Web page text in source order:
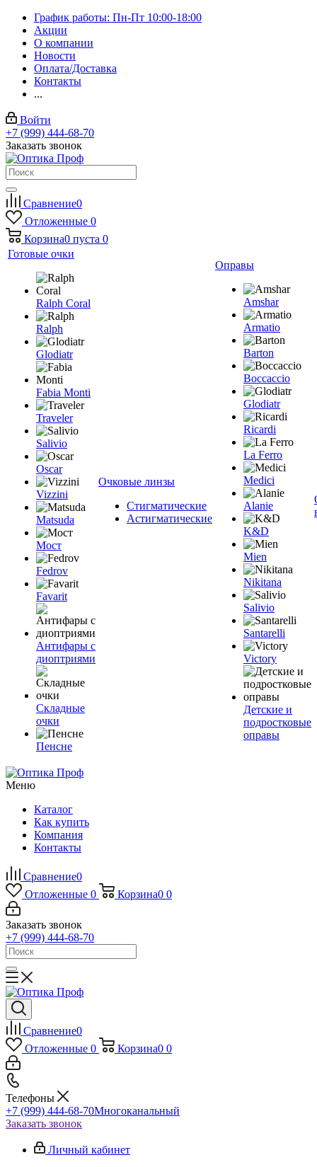
График работы: Пн-Пт 10:00-18:00
Акции
О компании
Новости
Оплата/Доставка
Контакты
...
Войти
+7 (999) 444-68-70
Заказать звонок
Сравнение0
Отложенные 0
Корзина0 пуста 0
Готовые очки
Ralph Coral
Ralph
Glodiatr
Fabia Monti
Traveler
Salivio
Oscar
Vizzini
Matsuda
Мост
Fedrov
Favarit
Антифары с
диоптриями
Складные
очки
Пенсне
Очковые линзы
Стигматические
Астигматические
Оправы
Amshar
Armatio
Barton
Boccaccio
Glodiatr
Ricardi
La Ferro
Medici
Alanie
K&D
Mien
Nikitana
Salivio
Santarelli
Victory
Детские и
подростковые
оправы
Меню
Каталог
Как купить
Компания
Контакты
Сравнение0
Отложенные 0 Корзина0 0
Заказать звонок
+7 (999) 444-68-70
Сравнение0
Отложенные 0 Корзина0 0
Телефоны
+7 (999) 444-68-70Многоканальный
Заказать звонок
Личный кабинет